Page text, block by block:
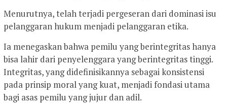
Menurutnya, telah terjadi pergeseran dari dominasi isu
pelanggaran hukum menjadi pelanggaran etika.
Ia menegaskan bahwa pemilu yang berintegritas hanya
bisa lahir dari penyelenggara yang berintegritas tinggi.
Integritas, yang didefinisikannya sebagai konsistensi
pada prinsip moral yang kuat, menjadi fondasi utama
bagi asas pemilu yang jujur dan adil.